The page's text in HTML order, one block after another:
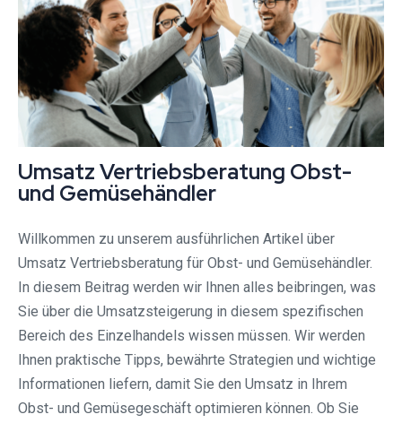
Umsatz Vertriebsberatung Obst-
und Gemüsehändler
Willkommen zu unserem ausführlichen Artikel über
Umsatz Vertriebsberatung für Obst- und Gemüsehändler.
In diesem Beitrag werden wir Ihnen alles beibringen, was
Sie über die Umsatzsteigerung in diesem spezifischen
Bereich des Einzelhandels wissen müssen. Wir werden
Ihnen praktische Tipps, bewährte Strategien und wichtige
Informationen liefern, damit Sie den Umsatz in Ihrem
Obst- und Gemüsegeschäft optimieren können. Ob Sie